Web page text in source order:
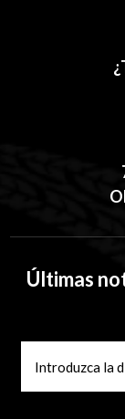
Últimas